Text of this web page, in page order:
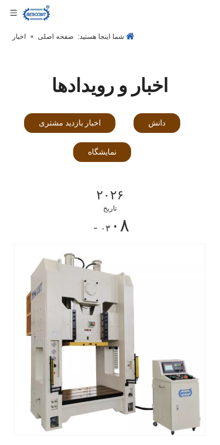
شما اینجا هستید: صفحه اصلی » اخبار
اخبار و رویدادها
دانش اخبار بازدید مشتری
نمایشگاه
۲۰۲۶
تاریخ
۰۸ - ۰۳